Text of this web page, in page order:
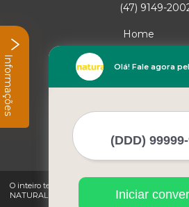
(47) 9149-
Home
Empresa
Missão
Mapa do site
O inteiro teor deste site está sujeito à proteção
NATURAL GAS (Lei 9610 de 19/02/1998)
Olá! Fale agora
Iniciar
Informações